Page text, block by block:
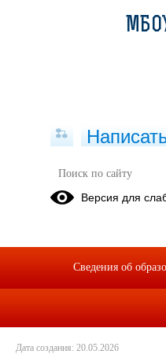
Опросы в целях
«деловой» и
Дата создания: 20.05.2026
Версия для
Сведения об